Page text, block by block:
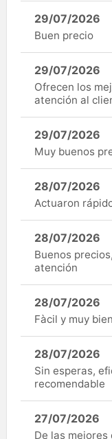
29/07/2026
Buen precio
29/07/2026
Ofrecen los
atención al
29/07/2026
Muy buenos
28/07/2026
Actuaron
28/07/2026
Buenos
atención
28/07/2026
Fàcil y muy
28/07/2026
Sin esperas,
recomendable
27/07/2026
De las